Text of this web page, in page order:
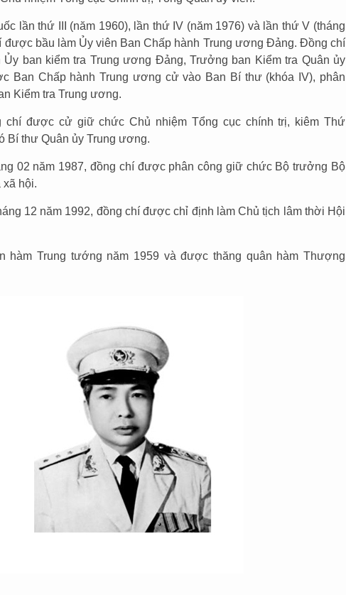
lần thứ III (năm 1960), lần thứ IV (năm 1976) và lần thứ V (tháng
được bầu làm Ủy viên Ban Chấp hành Trung ương Đảng. Đồng chí
ban kiểm tra Trung ương Đảng, Trưởng ban Kiểm tra Quân ủy
Ban Chấp hành Trung ương cử vào Ban Bí thư (khóa IV), phân
Kiểm tra Trung ương.
chí được cử giữ chức Chủ nhiệm Tổng cục chính trị, kiêm Thứ
Bí thư Quân ủy Trung ương.
02 năm 1987, đồng chí được phân công giữ chức Bộ trưởng Bộ
xã hội.
12 năm 1992, đồng chí được chỉ định làm Chủ tịch lâm thời Hội
hàm Trung tướng năm 1959 và được thăng quân hàm Thượng